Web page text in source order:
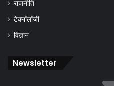
राजनीति
टेक्नॉलॉजी
विज्ञान
Newsletter